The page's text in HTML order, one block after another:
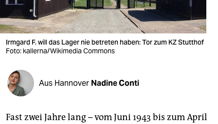
verlag
verlag
veranstaltungen
shop
fragen & hilfe
unterstützen
Irmgard F. will das Lager nie betreten haben: Tor zum KZ Stutthof
Foto: kallerna/Wikimedia Commons
Aus Hannover Nadine Conti
Fast zwei Jahre lang – vom Juni 1943 bis zum April